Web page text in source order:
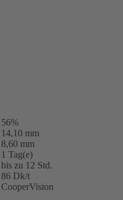
56%
14,10 mm
8,60 mm
1 Tag(e)
bis zu 12 Std.
86 Dk/t
CooperVision